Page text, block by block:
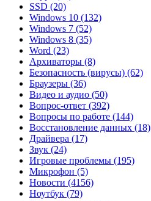
SSD (20)
Windows 10 (132)
Windows 7 (52)
Windows 8 (35)
Word (23)
Архиваторы (8)
Безопасность (вирусы) (62)
Браузеры (36)
Видео и аудио (50)
Вопрос-ответ (392)
Вопросы по работе (144)
Восстановление данных (18)
Драйвера (17)
Звук (24)
Игровые проблемы (195)
Микрофон (5)
Новости (4156)
Ноутбук (79)